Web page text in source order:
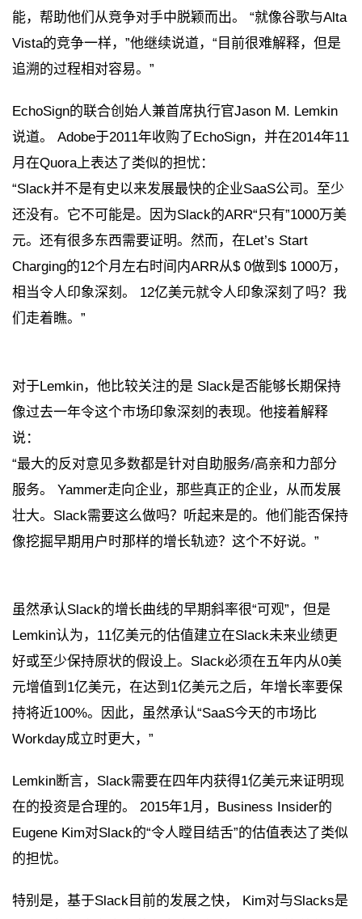
能，帮助他们从竞争对手中脱颖而出。 “就像谷歌与Alta
Vista的竞争一样，”他继续说道，“目前很难解释，但是
追溯的过程相对容易。”
EchoSign的联合创始人兼首席执行官Jason M. Lemkin
说道。 Adobe于2011年收购了EchoSign，并在2014年11
月在Quora上表达了类似的担忧：
“Slack并不是有史以来发展最快的企业SaaS公司。至少
还没有。它不可能是。因为Slack的ARR“只有”1000万美
元。还有很多东西需要证明。然而，在Let’s Start
Charging的12个月左右时间内ARR从$ 0做到$ 1000万，
相当令人印象深刻。 12亿美元就令人印象深刻了吗？我
们走着瞧。”
对于Lemkin，他比较关注的是 Slack是否能够长期保持
像过去一年令这个市场印象深刻的表现。他接着解释
说：
“最大的反对意见多数都是针对自助服务/高亲和力部分
服务。 Yammer走向企业，那些真正的企业，从而发展
壮大。Slack需要这么做吗？听起来是的。他们能否保持
像挖掘早期用户时那样的增长轨迹？这个不好说。”
虽然承认Slack的增长曲线的早期斜率很“可观”，但是
Lemkin认为，11亿美元的估值建立在Slack未来业绩更
好或至少保持原状的假设上。Slack必须在五年内从0美
元增值到1亿美元，在达到1亿美元之后，年增长率要保
持将近100%。因此，虽然承认“SaaS今天的市场比
Workday成立时更大，”
Lemkin断言，Slack需要在四年内获得1亿美元来证明现
在的投资是合理的。 2015年1月，Business Insider的
Eugene Kim对Slack的“令人瞠目结舌”的估值表达了类似
的担忧。
特别是，基于Slack目前的发展之快， Kim对与Slacks是